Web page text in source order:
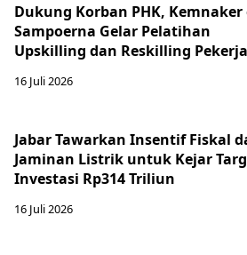
Dukung Korban PHK, Kemnaker
Sampoerna Gelar Pelatihan
Upskilling dan Reskilling Pekerja
16 Juli 2026
Jabar Tawarkan Insentif Fiskal
Jaminan Listrik untuk Kejar
Investasi Rp314 Triliun
16 Juli 2026